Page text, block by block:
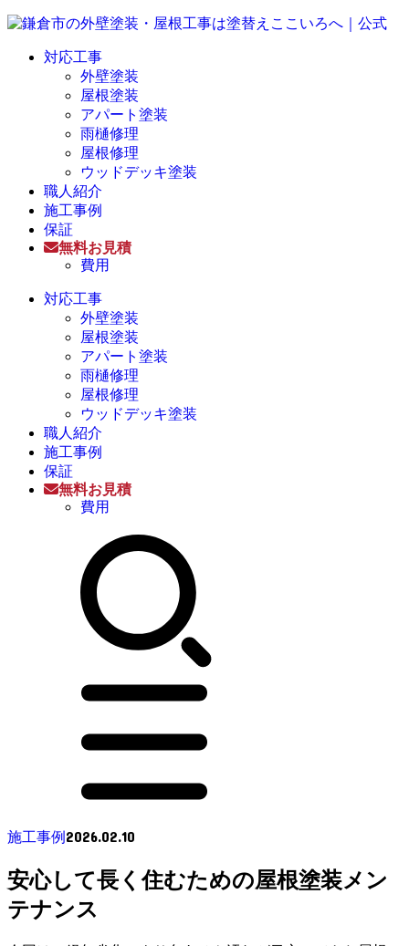
対応工事
外壁塗装
屋根塗装
アパート塗装
雨樋修理
屋根修理
ウッドデッキ塗装
職人紹介
施工事例
保証
無料お見積
費用
対応工事
外壁塗装
屋根塗装
アパート塗装
雨樋修理
屋根修理
ウッドデッキ塗装
職人紹介
施工事例
保証
無料お見積
費用
施工事例 2026.02.10
安心して長く住むための屋根塗装メン
テナンス